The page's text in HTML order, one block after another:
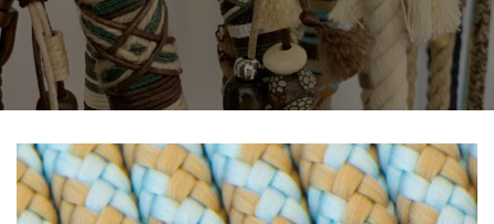
G
A
T
O
N